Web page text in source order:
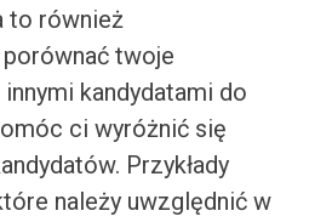
to również
twoje
kandydatami do
ci wyróżnić się
Przykłady
należy uwzględnić w